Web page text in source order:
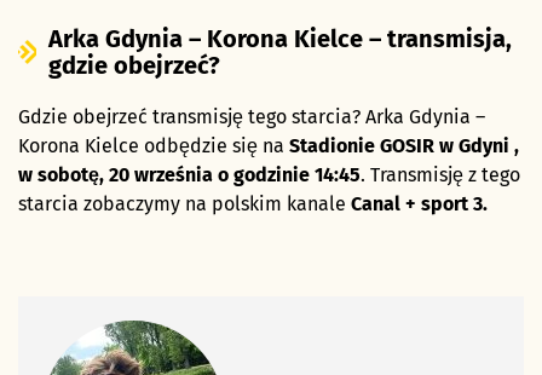
Arka Gdynia – Korona Kielce – transmisja,
gdzie obejrzeć?
Gdzie obejrzeć transmisję tego starcia? Arka Gdynia –
Korona Kielce odbędzie się na Stadionie GOSIR w Gdyni ,
w sobotę, 20 września o godzinie 14:45. Transmisję z tego
starcia zobaczymy na polskim kanale Canal + sport 3.